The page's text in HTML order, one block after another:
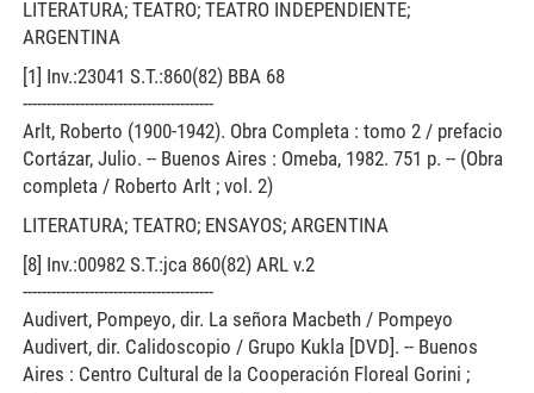
LITERATURA; TEATRO; TEATRO INDEPENDIENTE;
ARGENTINA
[1] Inv.:23041 S.T.:860(82) BBA 68
----------------------------------------
Arlt, Roberto (1900-1942). Obra Completa : tomo 2 / prefacio
Cortázar, Julio. -- Buenos Aires : Omeba, 1982. 751 p. -- (Obra
completa / Roberto Arlt ; vol. 2)
LITERATURA; TEATRO; ENSAYOS; ARGENTINA
[8] Inv.:00982 S.T.:jca 860(82) ARL v.2
----------------------------------------
Audivert, Pompeyo, dir. La señora Macbeth / Pompeyo
Audivert, dir. Calidoscopio / Grupo Kukla [DVD]. -- Buenos
Aires : Centro Cultural de la Cooperación Floreal Gorini ;